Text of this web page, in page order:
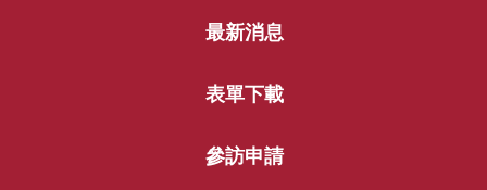
最新消息
表單下載
參訪申請